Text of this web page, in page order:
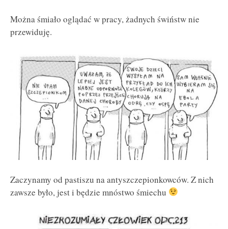
Można śmiało oglądać w pracy, żadnych świństw nie
przewiduję.
Zaczynamy od pastiszu na antyszczepionkowców. Z nich
zawsze było, jest i będzie mnóstwo śmiechu